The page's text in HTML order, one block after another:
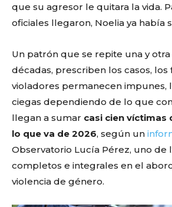
que su agresor le quitara la vida.
oficiales llegaron, Noelia ya había
Un patrón que se repite una y otra
décadas, prescriben los casos, los
violadores permanecen impunes,
ciegas dependiendo de lo que
llegan a sumar casi cien víctimas
lo que va de 2026, según un
Observatorio Lucía Pérez, uno de
completos e integrales en el
violencia de género.